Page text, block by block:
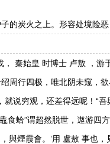
的炭火之上。形容处境险恶
， 秦始皇 时博士 卢敖 ，
周行四极，唯北阴未窥，
就说穷观，还差得远呢！“
食蛤”谓超然脱世，遨游四
與煙霞會。’用 盧敖 事也，